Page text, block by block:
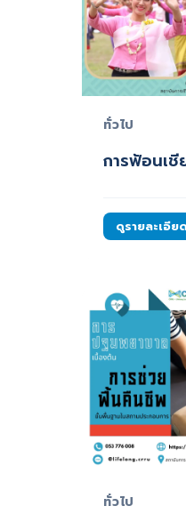
ทั่วไป
การฟ้อนเชี
ดูรายละเอียด
ทั่วไป